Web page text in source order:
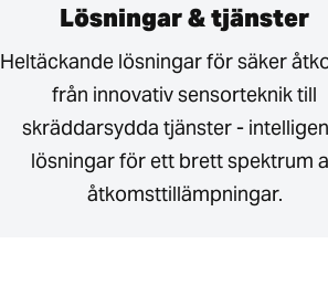
Lösningar & tjänster
Heltäckande lösningar för säker
från innovativ sensorteknik till
skräddarsydda tjänster -
lösningar för ett brett spektrum
åtkomsttillämpningar.